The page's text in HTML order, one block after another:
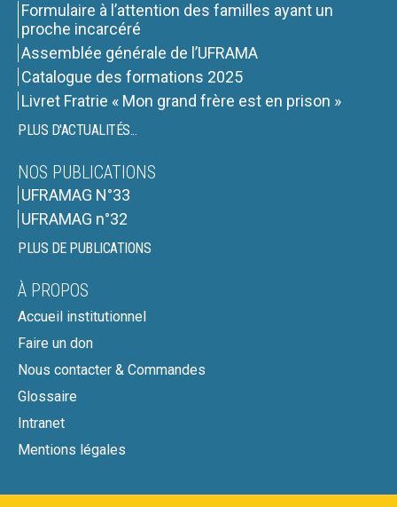
Formulaire à l’attention des familles ayant un
proche incarcéré
Assemblée générale de l’UFRAMA
Catalogue des formations 2025
Livret Fratrie « Mon grand frère est en prison »
PLUS D'ACTUALITÉS...
NOS PUBLICATIONS
UFRAMAG N°33
UFRAMAG n°32
PLUS DE PUBLICATIONS
À PROPOS
Accueil institutionnel
Faire un don
Nous contacter & Commandes
Glossaire
Intranet
Mentions légales